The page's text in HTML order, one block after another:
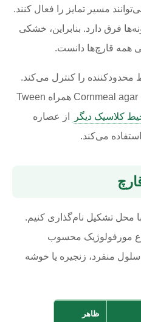
مسیر تمایز را فعال کنند.
فرق دارد. بنابراین، خشکی
همه قارچ‌ها دانست.
محدودکننده را کنترل می‌کند.
فرمول محیط‌ها یکسان نیست. Cornmeal agar همراه Tween
کلاسیک دیگر
از عصاره
محل تشکیل نام‌گذاری کنیم.
مورفولوژیک محسوب
منفرد، زنجیره یا خوشه
ظاهر